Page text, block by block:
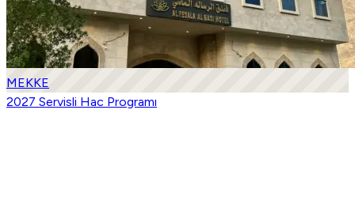
MEKKE
2027 Servisli Hac Programı